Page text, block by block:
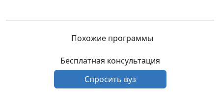
Похожие программы
Бесплатная консультация
Спросить вуз